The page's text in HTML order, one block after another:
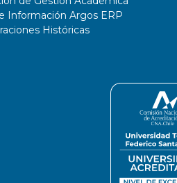
Información Argos ERP
Históricas